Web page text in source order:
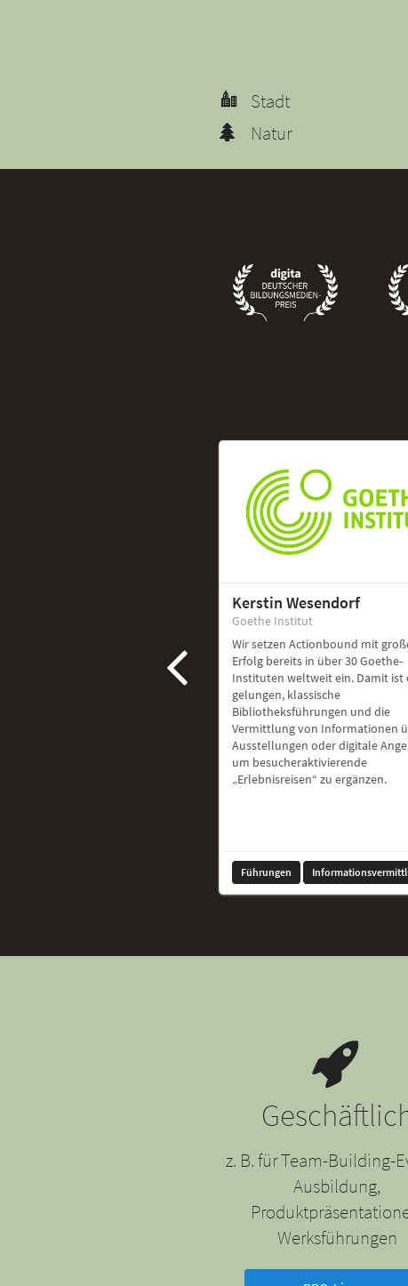
Stadt
Natur
Kerstin Wesendorf
Goethe Institut
Wir setzen Actionbound mit
Erfolg bereits in über 30 Goethe-
Instituten weltweit ein. Damit ist
gelungen, klassische
Bibliotheksführungen und die
Vermittlung von Informationen
Ausstellungen oder digitale
um besucheraktivierende
„Erlebnisreisen“ zu ergänzen.
Führungen
z. B. für Team-Building-
Ausbildung,
Werksführungen